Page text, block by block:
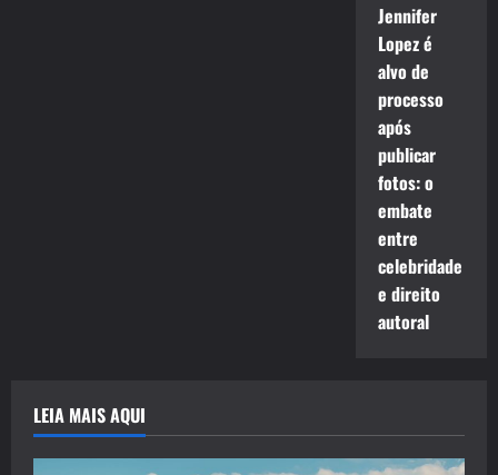
Jennifer
Lopez é
alvo de
processo
após
publicar
fotos: o
embate
entre
celebridade
e direito
autoral
LEIA MAIS AQUI